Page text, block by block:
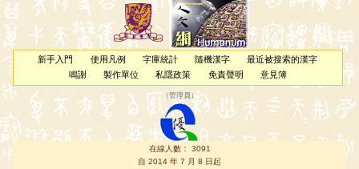
新手入門 使用凡例 字庫統計 隨機漢字
最近被搜索的漢字
鳴謝
製作單位 私隱政策 免責聲明 意見簿
（管理員 ）
在線人數： 3091
自 2014 年 7 月 8 日起